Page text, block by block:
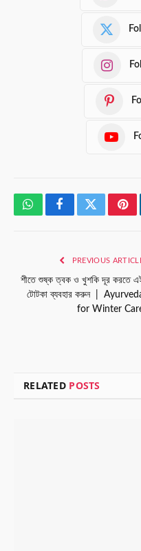
WhatsAppFacebookTwitter
PREVIOUS
শীতে শুষ্ক ত্বক ও খুশকি দূর করতে
টোটকা ব্যবহার করুন |
for Winter
RELATED POSTS